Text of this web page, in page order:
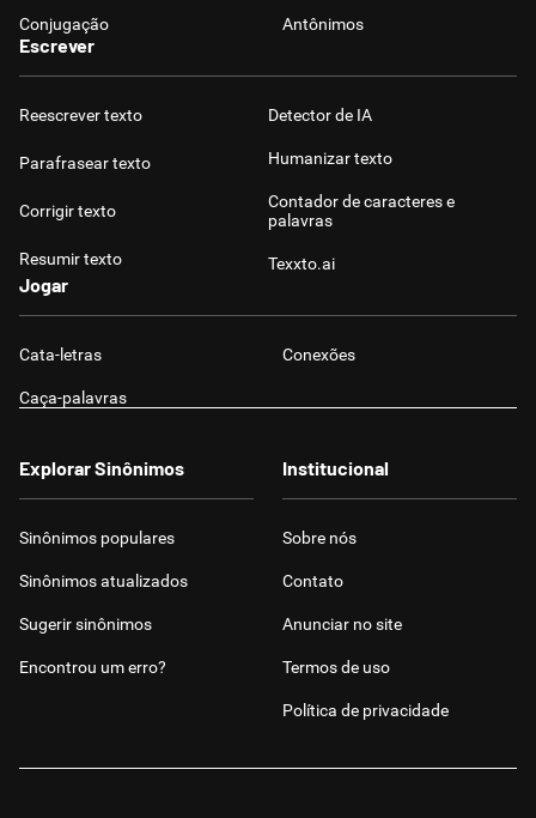
Conjugação Antônimos
Escrever
Reescrever texto
Parafrasear texto
Corrigir texto
Resumir texto
Detector de IA
Humanizar texto
Contador de caracteres e
palavras
Texxto.ai
Jogar
Cata-letras Conexões
Caça-palavras
Explorar Sinônimos
Sinônimos populares
Sinônimos atualizados
Sugerir sinônimos
Encontrou um erro?
Institucional
Sobre nós
Contato
Anunciar no site
Termos de uso
Política de privacidade